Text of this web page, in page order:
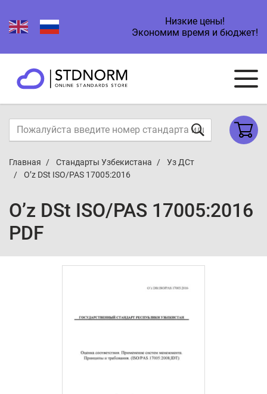
Низкие цены!
Экономим время и бюджет!
Главная Стандарты Узбекистана
Уз ДСт
O’z DSt ISO/PAS 17005:2016
O’z DSt ISO/PAS 17005:2016
PDF